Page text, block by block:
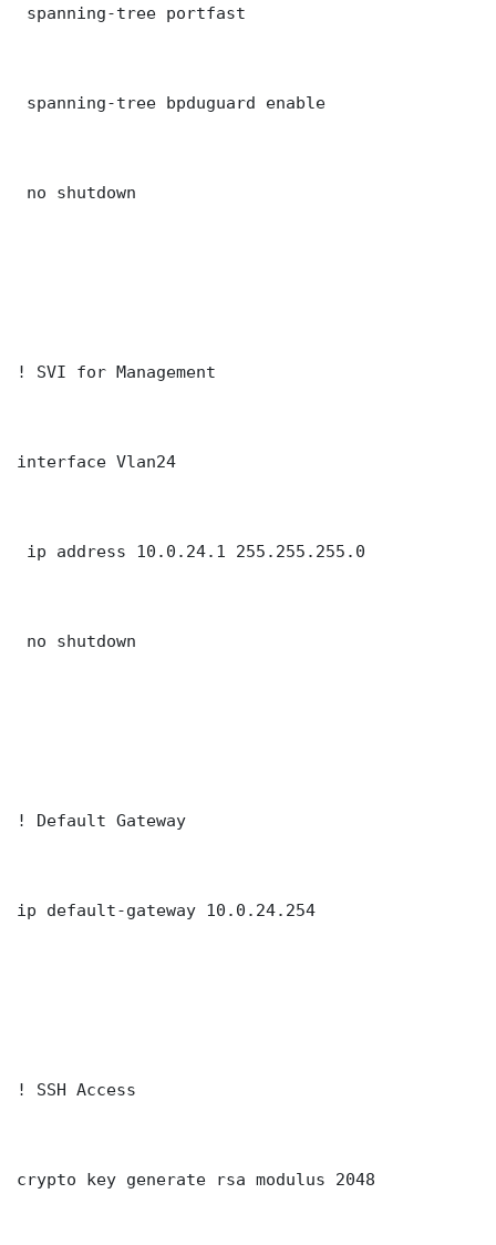
spanning-tree portfast
spanning-tree bpduguard enable
no shutdown
! SVI for Management
interface Vlan24
ip address 10.0.24.1 255.255.255.0
no shutdown
! Default Gateway
ip default-gateway 10.0.24.254
! SSH Access
crypto key generate rsa modulus 2048